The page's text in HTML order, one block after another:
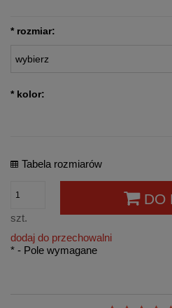
* rozmiar:
* kolor:
Tabela rozmiarów
szt.
DO
dodaj do przechowalni
* - Pole wymagane